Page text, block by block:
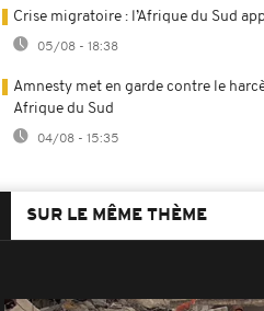
Crise migratoire : l’Afrique du Sud
05/08 - 18:38
Amnesty met en garde contre le
Afrique du Sud
04/08 - 15:35
SUR LE MÊME THÈME